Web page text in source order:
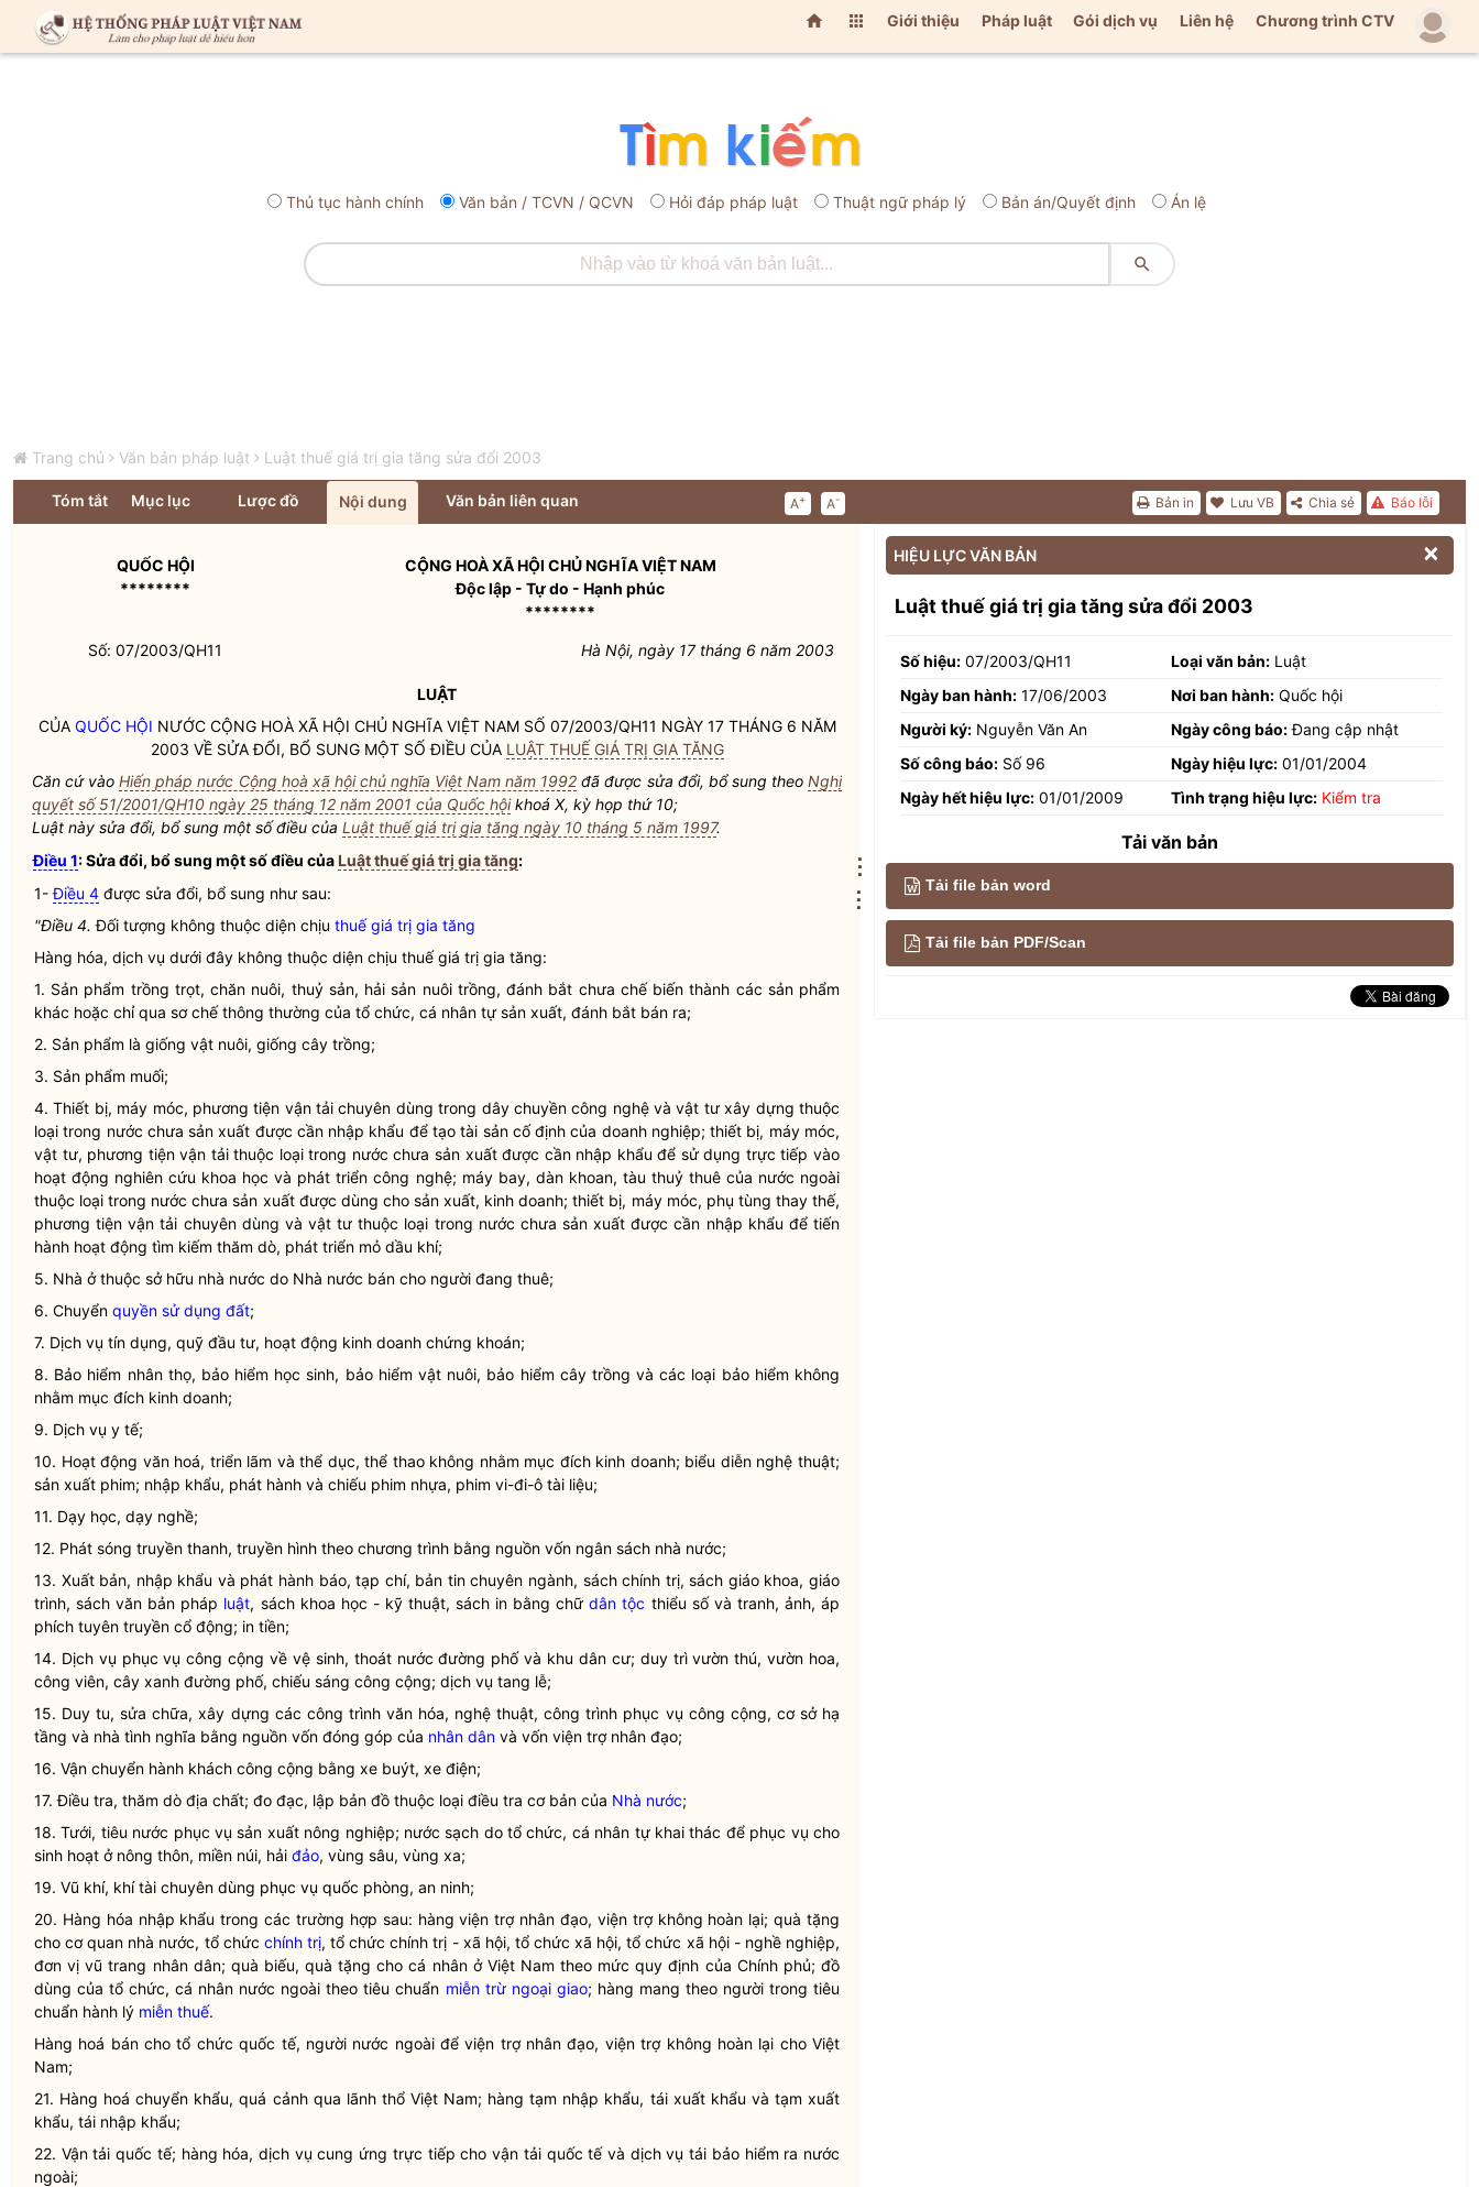
  Giới thiệu Pháp luật Gói dịch vụ Liên hệ Chương trình CTV
Thủ tục hành chính Văn bản / TCVN / QCVN Hỏi đáp pháp luật Thuật ngữ pháp lý Bản án/Quyết định Án lệ

Trang chủ Văn bản pháp luật Luật thuế giá trị gia tăng sửa đổi 2003
Tóm tắt Mục lục Lược đồ Nội dung Văn bản liên quan A+ A- Báo lỗi
Chia sẻ
Lưu VB
Bản in
QUỐC HỘI
********
CỘNG HOÀ XÃ HỘI CHỦ NGHĨA VIỆT NAM
Độc lập - Tự do - Hạnh phúc
********
Số: 07/2003/QH11 Hà Nội, ngày 17 tháng 6 năm 2003
LUẬT
CỦA QUỐC HỘI NƯỚC CỘNG HOÀ XÃ HỘI CHỦ NGHĨA VIỆT NAM SỐ 07/2003/QH11 NGÀY 17 THÁNG 6 NĂM
2003 VỀ SỬA ĐỔI, BỔ SUNG MỘT SỐ ĐIỀU CỦA LUẬT THUẾ GIÁ TRỊ GIA TĂNG
Căn cứ vàoHiến pháp nước Cộng hoà xã hội chủ nghĩa Việt Nam năm 1992 đã được sửa đổi, bổ sung theoNghị
quyết số 51/2001/QH10 ngày 25 tháng 12 năm 2001 của Quốc hộikhoá X, kỳ họp thứ 10;
Luật này sửa đổi, bổ sung một số điều của Luật thuế giá trị gia tăng ngày 10 tháng 5 năm 1997.
Điều 1: Sửa đổi, bổ sung một số điều củaLuật thuế giá trị gia tăng:
1-Điều 4 được sửa đổi, bổ sung như sau:
"Điều 4. Đối tượng không thuộc diện chịu thuế giá trị gia tăng
Hàng hóa, dịch vụ dưới đây không thuộc diện chịu thuế giá trị gia tăng:
1. Sản phẩm trồng trọt, chăn nuôi, thuỷ sản, hải sản nuôi trồng, đánh bắt chưa chế biến thành các sản phẩm
khác hoặc chỉ qua sơ chế thông thường của tổ chức, cá nhân tự sản xuất, đánh bắt bán ra;
2. Sản phẩm là giống vật nuôi, giống cây trồng;
3. Sản phẩm muối;
4. Thiết bị, máy móc, phương tiện vận tải chuyên dùng trong dây chuyền công nghệ và vật tư xây dựng thuộc
loại trong nước chưa sản xuất được cần nhập khẩu để tạo tài sản cố định của doanh nghiệp; thiết bị, máy móc,
vật tư, phương tiện vận tải thuộc loại trong nước chưa sản xuất được cần nhập khẩu để sử dụng trực tiếp vào
hoạt động nghiên cứu khoa học và phát triển công nghệ; máy bay, dàn khoan, tàu thuỷ thuê của nước ngoài
thuộc loại trong nước chưa sản xuất được dùng cho sản xuất, kinh doanh; thiết bị, máy móc, phụ tùng thay thế,
phương tiện vận tải chuyên dùng và vật tư thuộc loại trong nước chưa sản xuất được cần nhập khẩu để tiến
hành hoạt động tìm kiếm thăm dò, phát triển mỏ dầu khí;
5. Nhà ở thuộc sở hữu nhà nước do Nhà nước bán cho người đang thuê;
6. Chuyển quyền sử dụng đất;
7. Dịch vụ tín dụng, quỹ đầu tư, hoạt động kinh doanh chứng khoán;
8. Bảo hiểm nhân thọ, bảo hiểm học sinh, bảo hiểm vật nuôi, bảo hiểm cây trồng và các loại bảo hiểm không
nhằm mục đích kinh doanh;
9. Dịch vụ y tế;
10. Hoạt động văn hoá, triển lãm và thể dục, thể thao không nhằm mục đích kinh doanh; biểu diễn nghệ thuật;
sản xuất phim; nhập khẩu, phát hành và chiếu phim nhựa, phim vi-đi-ô tài liệu;
11. Dạy học, dạy nghề;
12. Phát sóng truyền thanh, truyền hình theo chương trình bằng nguồn vốn ngân sách nhà nước;
13. Xuất bản, nhập khẩu và phát hành báo, tạp chí, bản tin chuyên ngành, sáchchính trị, sách giáo khoa, giáo
trình, sách văn bản pháp luật, sách khoa học - kỹ thuật, sách in bằng chữdân tộc thiểu số và tranh, ảnh, áp
phích tuyên truyền cổ động; in tiền;
14. Dịch vụ phục vụ công cộng về vệ sinh, thoát nước đường phố và khu dân cư; duy trì vườn thú, vườn hoa,
công viên, cây xanh đường phố, chiếu sáng công cộng; dịch vụ tang lễ;
15. Duy tu, sửa chữa, xây dựng các công trình văn hóa, nghệ thuật, công trình phục vụ công cộng, cơ sở hạ
tầng và nhà tình nghĩa bằng nguồn vốn đóng góp của nhân dân và vốn viện trợ nhân đạo;
16. Vận chuyển hành khách công cộng bằng xe buýt, xe điện;
17. Điều tra, thăm dò địa chất; đo đạc, lập bản đồ thuộc loại điều tra cơ bản của Nhà nước;
18. Tưới, tiêu nước phục vụ sản xuất nông nghiệp; nước sạch do tổ chức, cá nhân tự khai thác để phục vụ cho
sinh hoạt ở nông thôn, miền núi, hải đảo, vùng sâu, vùng xa;
19. Vũ khí, khí tài chuyên dùng phục vụ quốc phòng, an ninh;
20. Hàng hóa nhập khẩu trong các trường hợp sau: hàng viện trợ nhân đạo, viện trợ không hoàn lại; quà tặng
cho cơ quan nhà nước, tổ chức chính trị, tổ chứcchính trị - xã hội, tổ chức xã hội, tổ chức xã hội - nghề nghiệp,
đơn vị vũ trang nhân dân; quà biếu, quà tặng cho cá nhân ở Việt Nam theo mức quy định của Chính phủ; đồ
dùng của tổ chức, cá nhân nước ngoài theo tiêu chuẩn miễn trừ ngoại giao; hàng mang theo người trong tiêu
chuẩn hành lý miễn thuế.
Hàng hoá bán cho tổ chức quốc tế, người nước ngoài để viện trợ nhân đạo, viện trợ không hoàn lại cho Việt
Nam;
21. Hàng hoá chuyển khẩu, quá cảnh qua lãnh thổ Việt Nam; hàng tạm nhập khẩu, tái xuất khẩu và tạm xuất
khẩu, tái nhập khẩu;
22. Vận tải quốc tế; hàng hóa, dịch vụ cung ứng trực tiếp cho vận tải quốc tế và dịch vụ tái bảo hiểm ra nước
ngoài;
HIỆU LỰC VĂN BẢN 
Luật thuế giá trị gia tăng sửa đổi 2003
Số hiệu: 07/2003/QH11 Loại văn bản: Luật
Ngày ban hành: 17/06/2003 Nơi ban hành: Quốc hội
Người ký: Nguyễn Văn An Ngày công báo:Đang cập nhật
Số công báo: Số 96 Ngày hiệu lực: 01/01/2004
Ngày hết hiệu lực: 01/01/2009 Tình trạng hiệu lực: Kiểm tra
Tải văn bản
Tải file bản word
Tải file bản PDF/Scan
⋮
⋮